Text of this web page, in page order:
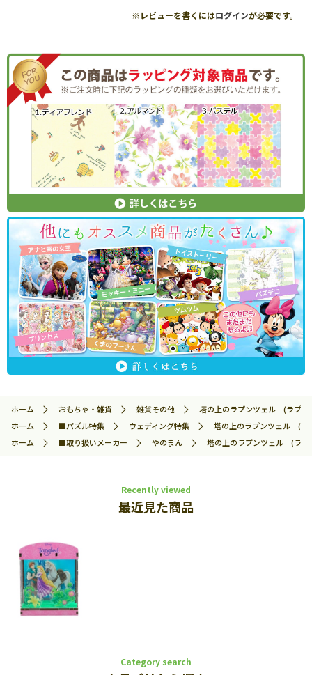
※レビューを書くにはログインが必要です。
ホーム おもちゃ・雑貨 雑貨その他
塔の上のラプンツェル (ラプ
ホーム
■パズル特集 ウェディング特集
塔の上のラプンツェル (ラ
ホーム
■取り扱いメーカー やのまん 塔の上のラプンツェル (ラ
Recently viewed
最近見た商品
Category search